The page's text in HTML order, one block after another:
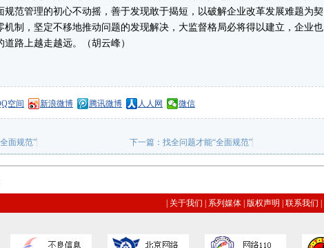
规范管理的初心不动摇，善于发现敢于揭短，以破解企业改革发展难题为契
机制，坚定不移地推动问题的发现解决，大监督格局必将得以建立，企业也
道路上越走越远。（胡云峰）
空间 新浪微博 腾讯微博 人人网 微信
面规范” 下一篇： 找全问题才能“全面规范”
关于我们 系列媒体 版权声明 联系我们